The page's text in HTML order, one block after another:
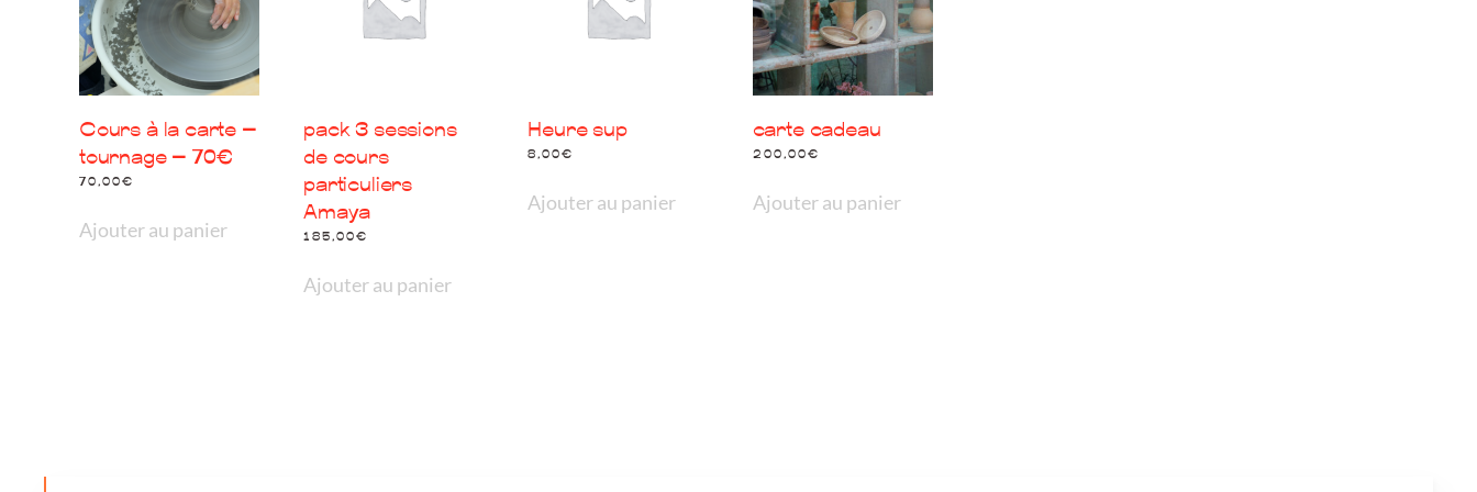
Cours à la carte –
tournage – 70€
70,00€
Ajouter au panier
pack 3 sessions
de cours
particuliers
Amaya
185,00€
Ajouter au panier
Heure sup
8,00€
Ajouter au panier
carte cadeau
200,00€
Ajouter au panier